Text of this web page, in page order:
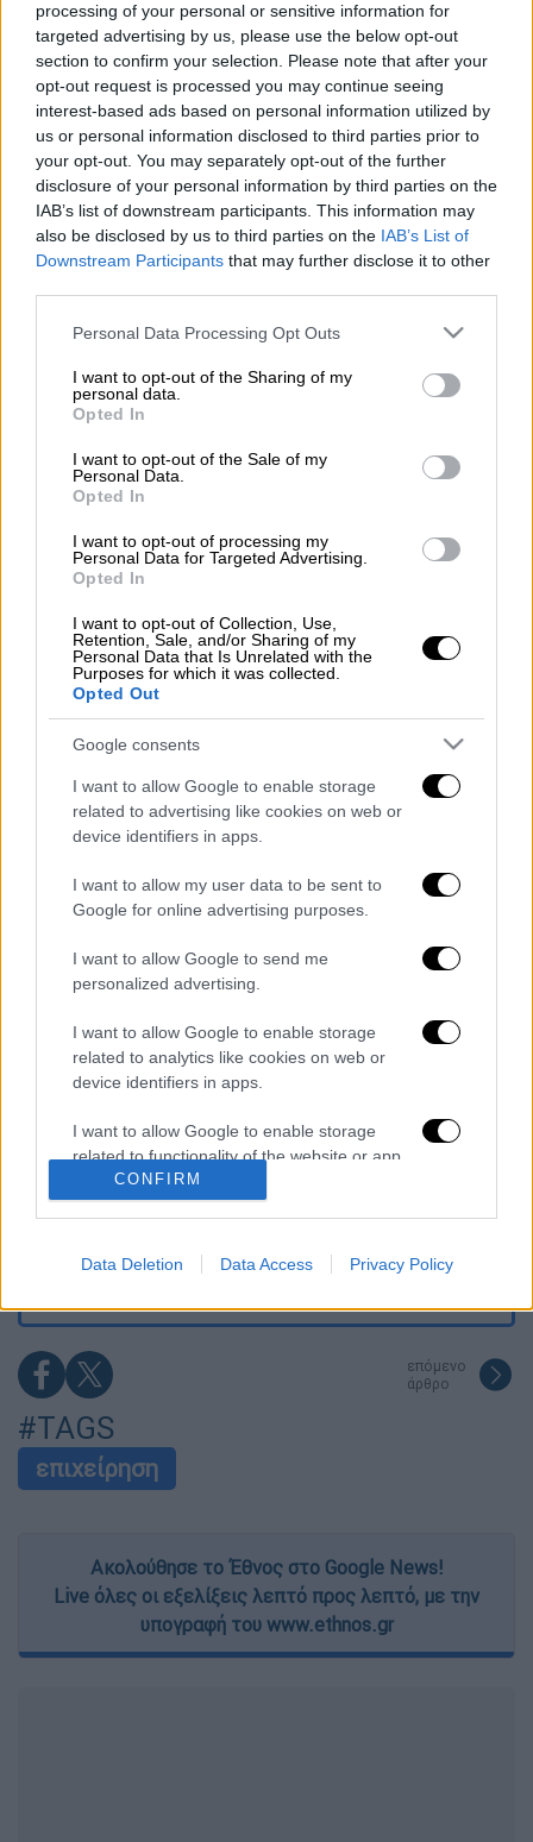
processing of your personal or sensitive information for
targeted advertising by us, please use the below opt-out
section to confirm your selection. Please note that after your
opt-out request is processed you may continue seeing
interest-based ads based on personal information utilized by
us or personal information disclosed to third parties prior to
your opt-out. You may separately opt-out of the further
disclosure of your personal information by third parties on the
IAB’s list of downstream participants. This information may
also be disclosed by us to third parties on the IAB’s List of
Downstream Participants that may further disclose it to other
Please note that this website/app uses one or more Google
not limited to your visit or usage behaviour. You may click to
grant or deny consent to Google and its third-party tags to
use your data for below specified purposes in below Google
consent section.
Personal Data Processing Opt Outs
I want to opt-out of the Sharing of my
personal data.
Opted In
I want to opt-out of the Sale of my
Personal Data.
Opted In
I want to opt-out of processing my
Personal Data for Targeted Advertising.
Opted In
I want to opt-out of Collection, Use,
Retention, Sale, and/or Sharing of my
Personal Data that Is Unrelated with the
Purposes for which it was collected.
Opted Out
Google consents
I want to allow Google to enable storage
related to advertising like cookies on web or
device identifiers in apps.
I want to allow my user data to be sent to
Google for online advertising purposes.
I want to allow Google to send me
personalized advertising.
I want to allow Google to enable storage
related to analytics like cookies on web or
device identifiers in apps.
I want to allow Google to enable storage
related to functionality of the website or app.
I want to allow Google to enable storage
I want to allow Google to enable storage
related to security, including authentication
functionality and fraud prevention, and other
user protection.
CONFIRM
Data Deletion Data Access Privacy Policy
Προσθέστε το ΕΘΝΟΣ στη Google
με έδρα την Ελλάδα...
Διαβάστε περισσότερα μ' ένα κλικ στο
menshouse.gr
ΕΘΝΟΣ θα παρεμβαίνει και τα προσβλητικά σχόλια θα
διαγράφονται
καταχώρηση
Διαβάστε ακόμη
του χρόνια ο πατέρας του, Χόρχε
Φωτιά στην Αττικοβοιωτία: Πώς στήθηκε η
μεγάλη επιχείρηση διάσωσης - 254 πολίτες
απομακρύνθηκαν διά θαλάσσης
Συναγερμός από τον ΕΦΕΤ: Ανακαλείται
γνωστή μαρμελάδα - Κίνδυνος θραύσης στη
συσκευασία
Τραγωδία στην Πάρο: Νεκρό 4χρονο παιδί
ιδιοκτήτης και γονείς
επόμενο
άρθρο
#TAGS
επιχείρηση
Ακολούθησε το Έθνος στο Google News!
Live όλες οι εξελίξεις λεπτό προς λεπτό, με την
υπογραφή του www.ethnos.gr